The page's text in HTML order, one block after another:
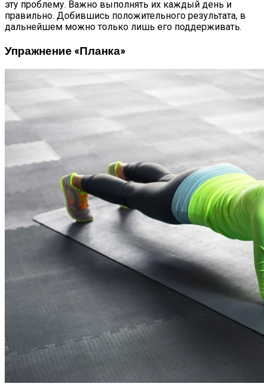
эту проблему. Важно выполнять их каждый день и
правильно. Добившись положительного результата, в
дальнейшем можно только лишь его поддерживать.
Упражнение «планка»